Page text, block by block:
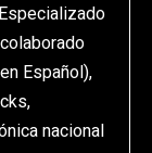
Español),
nacional